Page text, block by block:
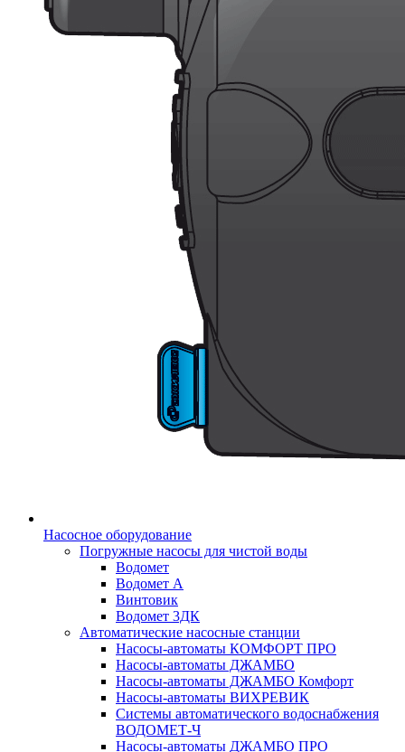
Насосное оборудование
Погружные насосы для чистой воды
Водомет
Водомет А
Винтовик
Водомет 3ДК
Автоматические насосные станции
Насосы-автоматы КОМФОРТ ПРО
Насосы-автоматы ДЖАМБО
Насосы-автоматы ДЖАМБО Комфорт
Насосы-автоматы ВИХРЕВИК
Системы автоматического водоснабжения
ВОДОМЕТ-Ч
Насосы-автоматы ДЖАМБО ПРО